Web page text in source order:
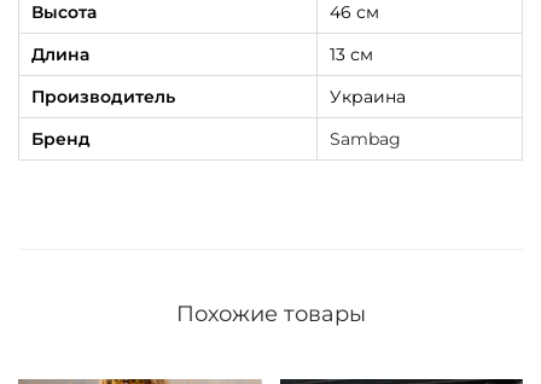
Высота
46 см
Длина
13 см
Производитель
Украина
Бренд
Sambag
Похожие товары